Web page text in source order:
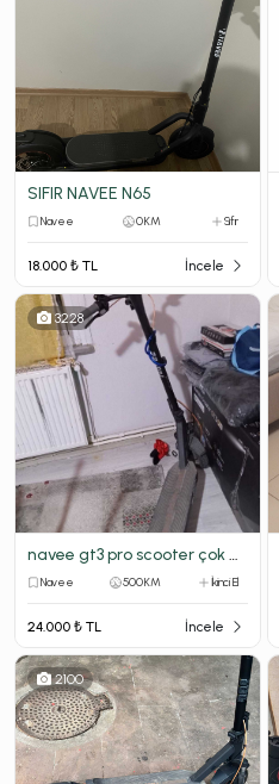
SIFIR NAVEE N65
Navee 0 KM Sıfır
18.000 ₺ TL İncele
3228
navee gt3 pro scooter çok acil satılık!!!
Navee 500 KM İkinci El
24.000 ₺ TL İncele
2100